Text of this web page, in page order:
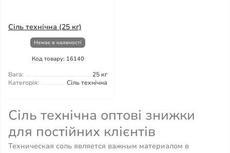
Сіль технічна (25 кг)
Немає в наявності
Код товару: 16140
Вага:
25 кг
Категорія:
Сіль технічна
Сіль технічна оптові знижки
для постійних клієнтів
Техническая соль является важным материалом в